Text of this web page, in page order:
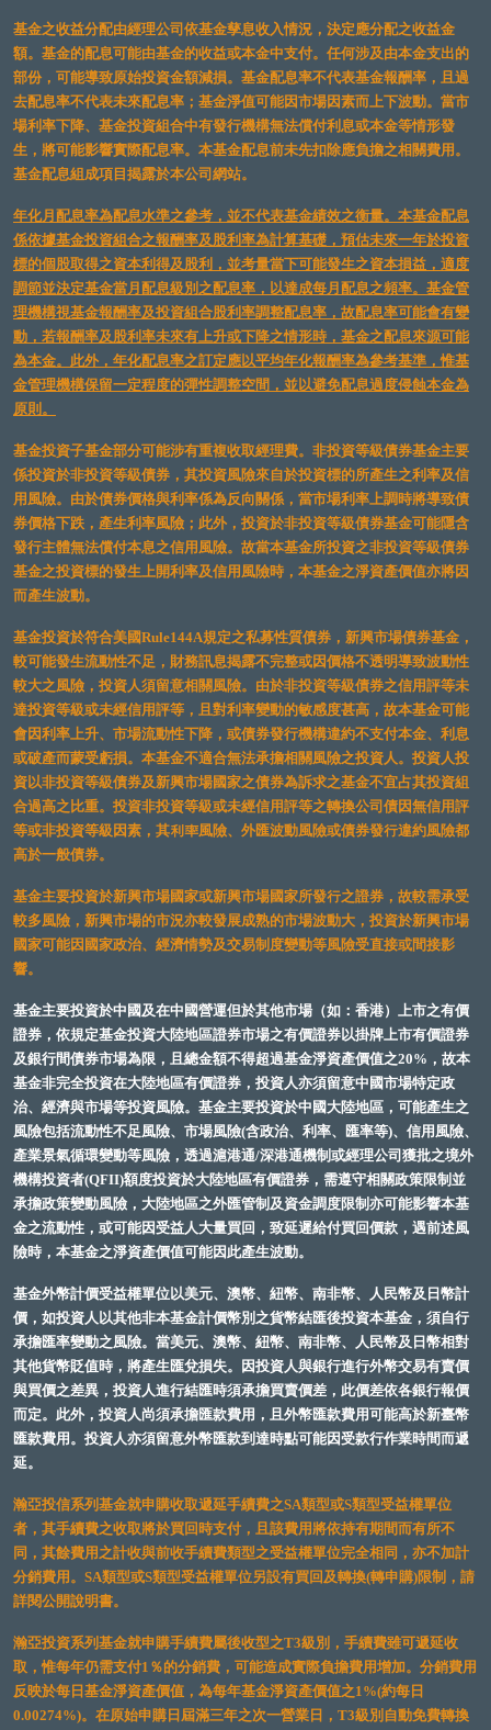
基金之收益分配由經理公司依基金孳息收入情況，決定應分配之收益金
額。基金的配息可能由基金的收益或本金中支付。任何涉及由本金支出的
部份，可能導致原始投資金額減損。基金配息率不代表基金報酬率，且過
去配息率不代表未來配息率；基金淨值可能因市場因素而上下波動。當市
場利率下降、基金投資組合中有發行機構無法償付利息或本金等情形發
生，將可能影響實際配息率。本基金配息前未先扣除應負擔之相關費用。
基金配息組成項目揭露於本公司網站。
年化月配息率為配息水準之參考，並不代表基金績效之衡量。本基金配息
係依據基金投資組合之報酬率及股利率為計算基礎，預估未來一年於投資
標的個股取得之資本利得及股利，並考量當下可能發生之資本損益，適度
調節並決定基金當月配息級別之配息率，以達成每月配息之頻率。基金管
理機構視基金報酬率及投資組合股利率調整配息率，故配息率可能會有變
動，若報酬率及股利率未來有上升或下降之情形時，基金之配息來源可能
為本金。此外，年化配息率之訂定應以平均年化報酬率為參考基準，惟基
金管理機構保留一定程度的彈性調整空間，並以避免配息過度侵蝕本金為
原則。
基金投資子基金部分可能涉有重複收取經理費。非投資等級債券基金主要
係投資於非投資等級債券，其投資風險來自於投資標的所產生之利率及信
用風險。由於債券價格與利率係為反向關係，當市場利率上調時將導致債
券價格下跌，產生利率風險；此外，投資於非投資等級債券基金可能隱含
發行主體無法償付本息之信用風險。故當本基金所投資之非投資等級債券
基金之投資標的發生上開利率及信用風險時，本基金之淨資產價值亦將因
而產生波動。
基金投資於符合美國Rule144A規定之私募性質債券，新興市場債券基金，
較可能發生流動性不足，財務訊息揭露不完整或因價格不透明導致波動性
較大之風險，投資人須留意相關風險。由於非投資等級債券之信用評等未
達投資等級或未經信用評等，且對利率變動的敏感度甚高，故本基金可能
會因利率上升、市場流動性下降，或債券發行機構違約不支付本金、利息
或破產而蒙受虧損。本基金不適合無法承擔相關風險之投資人。投資人投
資以非投資等級債券及新興市場國家之債券為訴求之基金不宜占其投資組
合過高之比重。投資非投資等級或未經信用評等之轉換公司債因無信用評
等或非投資等級因素，其利率風險、外匯波動風險或債券發行違約風險都
高於一般債券。
基金主要投資於新興市場國家或新興市場國家所發行之證券，故較需承受
較多風險，新興市場的市況亦較發展成熟的市場波動大，投資於新興市場
國家可能因國家政治、經濟情勢及交易制度變動等風險受直接或間接影
響。
基金主要投資於中國及在中國營運但於其他市場（如：香港）上市之有價
證券，依規定基金投資大陸地區證券市場之有價證券以掛牌上市有價證券
及銀行間債券市場為限，且總金額不得超過基金淨資產價值之20%，故本
基金非完全投資在大陸地區有價證券，投資人亦須留意中國市場特定政
治、經濟與市場等投資風險。基金主要投資於中國大陸地區，可能產生之
風險包括流動性不足風險、市場風險(含政治、利率、匯率等)、信用風險、
產業景氣循環變動等風險，透過滬港通/深港通機制或經理公司獲批之境外
機構投資者(QFII)額度投資於大陸地區有價證券，需遵守相關政策限制並
承擔政策變動風險，大陸地區之外匯管制及資金調度限制亦可能影響本基
金之流動性，或可能因受益人大量買回，致延遲給付買回價款，遇前述風
險時，本基金之淨資產價值可能因此產生波動。
基金外幣計價受益權單位以美元、澳幣、紐幣、南非幣、人民幣及日幣計
價，如投資人以其他非本基金計價幣別之貨幣結匯後投資本基金，須自行
承擔匯率變動之風險。當美元、澳幣、紐幣、南非幣、人民幣及日幣相對
其他貨幣貶值時，將產生匯兌損失。因投資人與銀行進行外幣交易有賣價
與買價之差異，投資人進行結匯時須承擔買賣價差，此價差依各銀行報價
而定。此外，投資人尚須承擔匯款費用，且外幣匯款費用可能高於新臺幣
匯款費用。投資人亦須留意外幣匯款到達時點可能因受款行作業時間而遞
延。
瀚亞投信系列基金就申購收取遞延手續費之SA類型或S類型受益權單位
者，其手續費之收取將於買回時支付，且該費用將依持有期間而有所不
同，其餘費用之計收與前收手續費類型之受益權單位完全相同，亦不加計
分銷費用。SA類型或S類型受益權單位另設有買回及轉換(轉申購)限制，請
詳閱公開說明書。
瀚亞投資系列基金就申購手續費屬後收型之T3級別，手續費雖可遞延收
取，惟每年仍需支付1％的分銷費，可能造成實際負擔費用增加。分銷費用
反映於每日基金淨資產價值，為每年基金淨資產價值之1%(約每日
0.00274%)。在原始申購日屆滿三年之次一營業日，T3級別自動免費轉換